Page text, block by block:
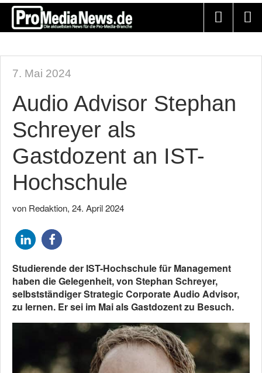
7. Mai 2024
Audio Advisor Stephan
Schreyer als
Gastdozent an IST-
Hochschule
von Redaktion, 24. April 2024
Studierende der IST-Hochschule für Management
haben die Gelegenheit, von Stephan Schreyer,
selbstständiger Strategic Corporate Audio Advisor,
zu lernen. Er sei im Mai als Gastdozent zu Besuch.